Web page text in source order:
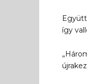
így